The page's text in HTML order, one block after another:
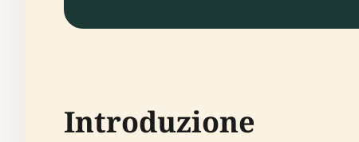
Introduzione